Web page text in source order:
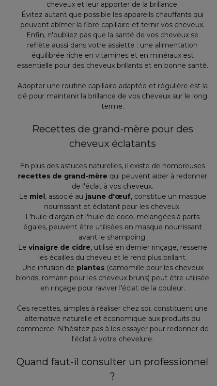
cheveux et leur apporter de la brillance.
Évitez autant que possible les appareils chauffants qui
peuvent abîmer la fibre capillaire et ternir vos cheveux.
Enfin, n'oubliez pas que la santé de vos cheveux se
reflète aussi dans votre assiette : une alimentation
équilibrée riche en vitamines et en minéraux est
essentielle pour des cheveux brillants et en bonne santé.
Adopter une routine capillaire adaptée et régulière est la
clé pour maintenir la brillance de vos cheveux sur le long
terme.
Recettes de grand-mère pour des
cheveux éclatants
En plus des astuces naturelles, il existe de nombreuses
recettes de grand-mère qui peuvent aider à redonner
de l'éclat à vos cheveux.
Le miel, associé au jaune d'œuf, constitue un masque
nourrissant et éclatant pour les cheveux.
L'huile d'argan et l'huile de coco, mélangées à parts
égales, peuvent être utilisées en masque nourrissant
avant le shampoing.
Le vinaigre de cidre, utilisé en dernier rinçage, resserre
les écailles du cheveu et le rend plus brillant.
Une infusion de plantes(camomille pour les cheveux
blonds, romarin pour les cheveux bruns) peut être utilisée
en rinçage pour raviver l'éclat de la couleur.
Ces recettes, simples à réaliser chez soi, constituent une
alternative naturelle et économique aux produits du
commerce. N'hésitez pas à les essayer pour redonner de
l'éclat à votre chevelure.
Quand faut-il consulter un professionnel
?